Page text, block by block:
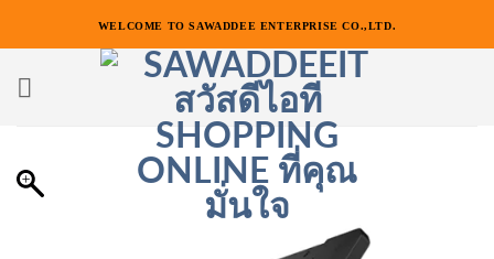
เนื้อหา
WELCOME TO SAWADDEE ENTERPRISE CO.,LTD.